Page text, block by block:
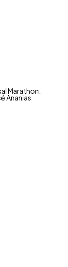
Marathon.
Ananias